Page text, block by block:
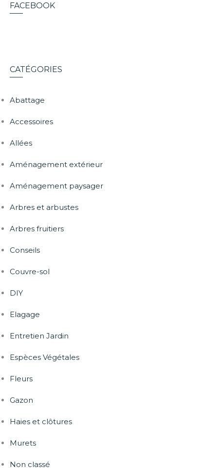
FACEBOOK
CATÉGORIES
Abattage
Accessoires
Allées
Aménagement extérieur
Aménagement paysager
Arbres et arbustes
Arbres fruitiers
Conseils
Couvre-sol
DIY
Elagage
Entretien Jardin
Espèces Végétales
Fleurs
Gazon
Haies et clôtures
Murets
Non classé